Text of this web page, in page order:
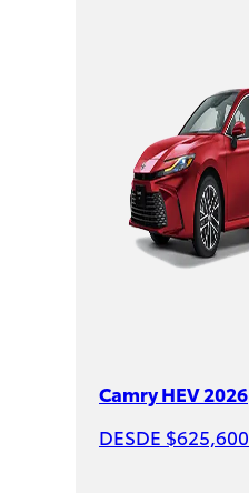
Camry HEV 2026
DESDE $625,600